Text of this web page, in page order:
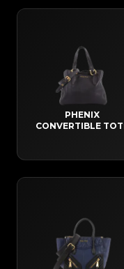
PHENIX
CONVERTIBLE